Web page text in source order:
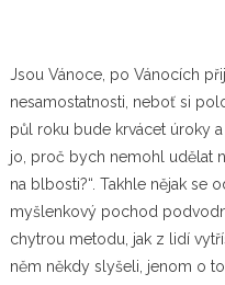
Jsou Vánoce, po Vánocích
nesamostatnosti, neboť si
půl roku bude krvácet úroky
jo, proč bych nemohl udělat
na blbosti?“. Takhle nějak se
myšlenkový pochod
chytrou metodu, jak z lidí
něm někdy slyšeli, jenom o